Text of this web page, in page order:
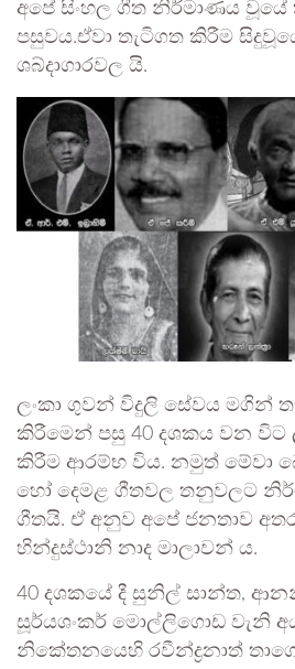
අපේ සිංහල ගීත නිර්මාණය
පසුවය.ඒවා තැටිගත කිරීම
ශබ්දාගාරවල යි.
ලංකා ගුවන් විදුලි සේවය මගින්
කිරීමෙන් පසු 40 දශකය වන විට
කිරීම ආරම්භ විය. නමුත් මේවා
හෝ දෙමළ ගීතවල තනුවලට
ගීතයි. ඒ අනුව අපේ ජනතාව
හින්දුස්ථානි නාද මාලාවන් ය.
40 දශකයේ දී සුනිල් සාන්ත,
සූර්යශංකර් මොල්ලිගොඩ වැනි
නිකේතනයෙහි රවීන්ද්‍රනාත්